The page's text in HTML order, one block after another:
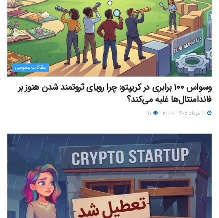
مقالات عمومی
وسواس ۱۰۰ برابری در کریپتو: چرا رویای ثروتمند شدن هنوز بر
فاندامنتال‌ها غلبه می‌کند؟